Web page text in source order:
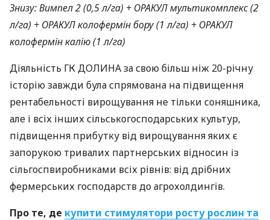
Знизу: Вимпел 2 (0,5 л/га) + ОРАКУЛмультикомплекс (2
л/га) + ОРАКУЛколофермін бору (1 л/га) + ОРАКУЛ
колофермін калію (1 л/га)
Діяльність ГКДОЛИНАза свою більш ніж 20-річну
історію завжди була спрямована на підвищення
рентабельності вирощування не тільки соняшника,
але і всіх інших сільськогосподарських культур,
підвищення прибутку від вирощування яких є
запорукою тривалих партнерських відносин із
сільгоспвиробниками всіх рівнів: від дрібних
фермерських господарств до агрохолдингів.
Про те, де купити стимулятори росту рослин та